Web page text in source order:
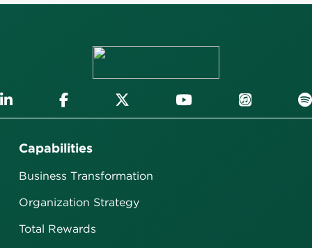
Capabilities
Business Transformation
Organization Strategy
Total Rewards